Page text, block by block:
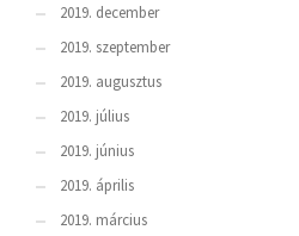
2019. december
2019. szeptember
2019. augusztus
2019. július
2019. június
2019. április
2019. március